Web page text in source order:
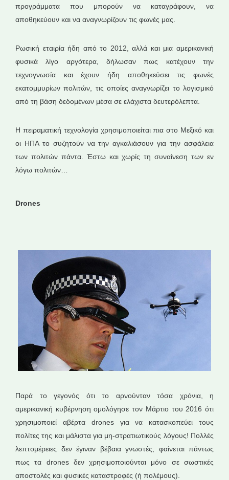
προγράμματα που μπορούν να καταγράφουν, να
αποθηκεύουν και να αναγνωρίζουν τις φωνές μας.
Ρωσική εταιρία ήδη από το 2012, αλλά και μια αμερικανική
φυσικά λίγο αργότερα, δήλωσαν πως κατέχουν την
τεχνογνωσία και έχουν ήδη αποθηκεύσει τις φωνές
εκατομμυρίων πολιτών, τις οποίες αναγνωρίζει το λογισμικό
από τη βάση δεδομένων μέσα σε ελάχιστα δευτερόλεπτα.
Η πειραματική τεχνολογία χρησιμοποιείται πια στο Μεξικό και
οι ΗΠΑ το συζητούν να την αγκαλιάσουν για την ασφάλεια
των πολιτών πάντα. Έστω και χωρίς τη συναίνεση των εν
λόγω πολιτών…
Drones
Παρά το γεγονός ότι το αρνούνταν τόσα χρόνια, η
αμερικανική κυβέρνηση ομολόγησε τον Μάρτιο του 2016 ότι
χρησιμοποιεί αβέρτα drones για να κατασκοπεύει τους
πολίτες της και μάλιστα για μη-στρατιωτικούς λόγους! Πολλές
λεπτομέρειες δεν έγιναν βέβαια γνωστές, φαίνεται πάντως
πως τα drones δεν χρησιμοποιούνται μόνο σε σωστικές
αποστολές και φυσικές καταστροφές (ή πολέμους).